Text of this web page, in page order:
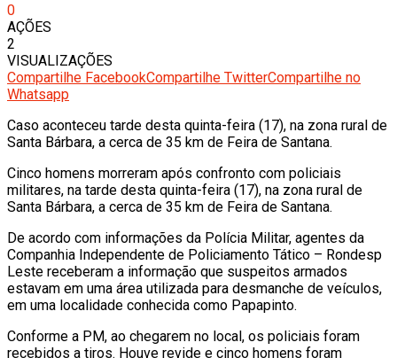
0
AÇÕES
2
VISUALIZAÇÕES
Compartilhe FacebookCompartilhe TwitterCompartilhe no
Whatsapp
Caso aconteceu tarde desta quinta-feira (17), na zona rural de
Santa Bárbara, a cerca de 35 km de Feira de Santana.
Cinco homens morreram após confronto com policiais
militares, na tarde desta quinta-feira (17), na zona rural de
Santa Bárbara, a cerca de 35 km de Feira de Santana.
De acordo com informações da Polícia Militar, agentes da
Companhia Independente de Policiamento Tático – Rondesp
Leste receberam a informação que suspeitos armados
estavam em uma área utilizada para desmanche de veículos,
em uma localidade conhecida como Papapinto.
Conforme a PM, ao chegarem no local, os policiais foram
recebidos a tiros. Houve revide e cinco homens foram